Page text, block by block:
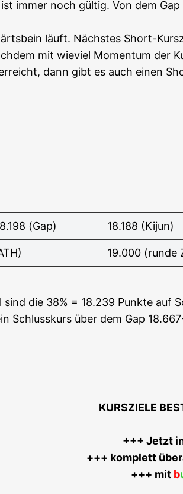
ist immer noch gül­tig. Von dem
läuft. Nächs­tes Short-
mit wie­viel Momen­tum der
dann gibt es auch einen
(Gap) 18.188 (Kijun)
19.000 (run­de
die 38% = 18.239 Punk­te auf
Schluss­kurs über dem Gap
KURSZIELE
+++ Jetzt
+++ kom­plett
+++ mit b